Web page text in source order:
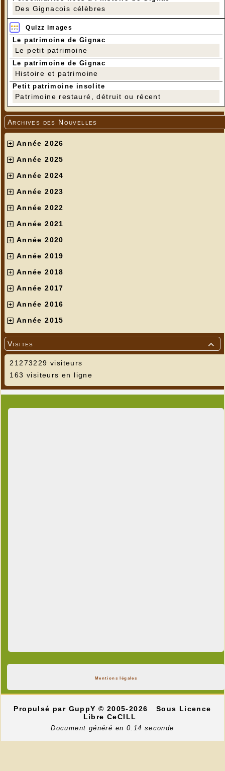
Des Gignacois célèbres
Quizz images
Le patrimoine de Gignac
Le petit patrimoine
Le patrimoine de Gignac
Histoire et patrimoine
Petit patrimoine insolite
Patrimoine restauré, détruit ou récent
Archives des Nouvelles
Année 2026
Année 2025
Année 2024
Année 2023
Année 2022
Année 2021
Année 2020
Année 2019
Année 2018
Année 2017
Année 2016
Année 2015

Visites
21273229 visiteurs
163 visiteurs en ligne
Mentions légales
Propulsé par GuppY© 2005-2026
Sous Licence
Libre CeCILL
Document généré en 0.14 seconde